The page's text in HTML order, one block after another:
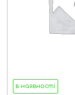
в наявності